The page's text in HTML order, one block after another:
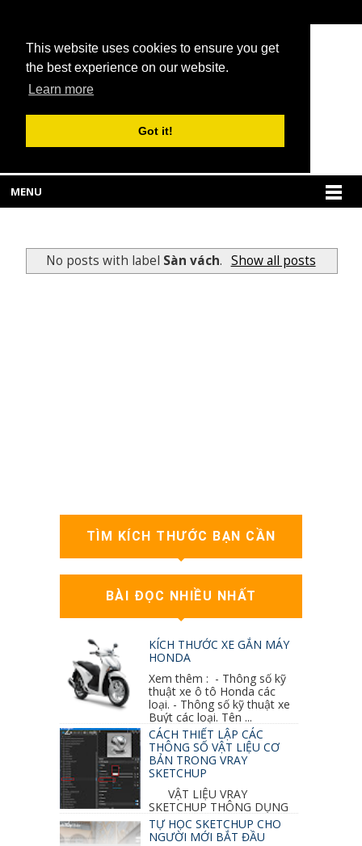
This website uses cookies to ensure you get
the best experience on our website.
Learn more
Got it!
MENU
No posts with label Sàn vách. Show all posts
TÌM KÍCH THƯỚC BẠN CẦN
BÀI ĐỌC NHIỀU NHẤT
KÍCH THƯỚC XE GẮN MÁY
HONDA
Xem thêm : - Thông số kỹ
thuật xe ô tô Honda các
loại. - Thông số kỹ thuật xe
Buýt các loại. Tên ...
CÁCH THIẾT LẬP CÁC
THÔNG SỐ VẬT LIỆU CƠ
BẢN TRONG VRAY
SKETCHUP
VẬT LIỆU VRAY
SKETCHUP THÔNG DỤNG
NHẤT 1. VẬT LIỆU VRAY INOX BÓNG: ●
Diffuse : đen ● Reflection color ...
TỰ HỌC SKETCHUP CHO
NGƯỜI MỚI BẮT ĐẦU